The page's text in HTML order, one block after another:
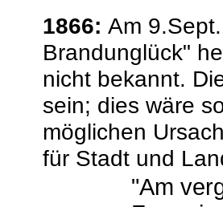
1866: Am
Brandunglück"
nicht bekannt.
sein; dies wäre
möglichen
für Stadt und
"Am